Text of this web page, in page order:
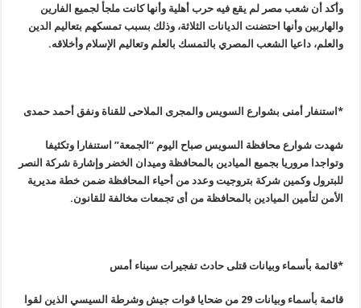
وأكد أن شعب مصر لم يقع فيه حرب أهلية وأنها كانت ملجأ لجميع الفارين
والهاربين وأنها احتضنت الديانات الثلاثة، وذلك بسبب تمسكهم بتعاليم الدين
والعلم، داعيا الشعب المصري بالتمسك بالعلم وتعاليم الإسلام وأخلاقه.
*استنفار أمنى بشوارع السويس والمجرى الملاحى للقناة ونفق أحمد حمدى
شهدت شوارع محافظة السويس صباح اليوم “الجمعة” استنفارا وتكثيفا
وتواجدا مروريا بجميع الميادين بالمحافظة وميدان الخضر وإشارة شركة النصر
للبترول وكمين شركة بتروجيت وعدد من أحياء المحافظة ضمن خطة مديرية
الأمن لتأمين الميادين بالمحافظة من أى تجمعات مخالفة للقانون.
*قائمة بأسماء وبيانات قتلى حادث تفجيرات سيناء أمس
قائمة بأسماء وبيانات 29 من ضحايا قوات جيش وشرطة السيسي الذين لقوا